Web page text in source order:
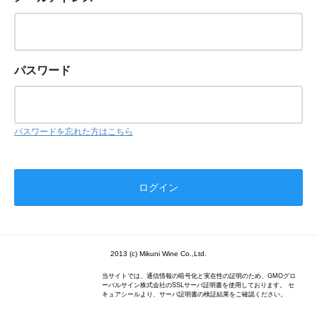
パスワード
パスワードを忘れた方はこちら
2013 (c) Mikuni Wine Co.,Ltd.
当サイトでは、通信情報の暗号化と実在性の証明のため、GMOグロ
ーバルサイン株式会社のSSLサーバ証明書を使用しております。 セ
キュアシールより、サーバ証明書の検証結果をご確認ください。